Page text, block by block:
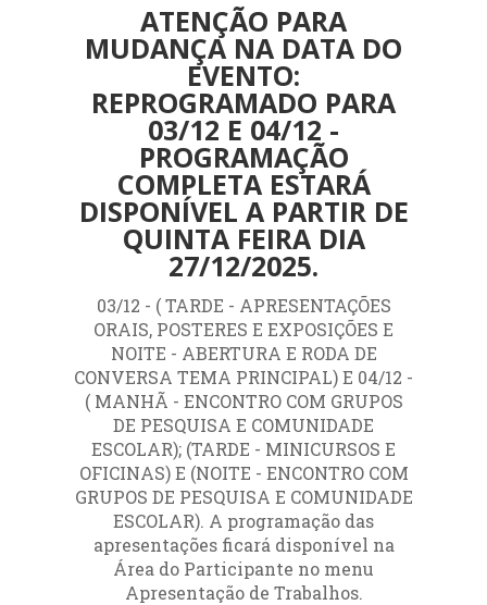
ATENÇÃO PARA
MUDANÇA NA DATA DO
EVENTO:
REPROGRAMADO PARA
03/12 E 04/12 -
PROGRAMAÇÃO
COMPLETA ESTARÁ
DISPONÍVEL A PARTIR DE
QUINTA FEIRA DIA
27/12/2025.
03/12 - ( TARDE - APRESENTAÇÕES
ORAIS, POSTERES E EXPOSIÇÕES E
NOITE - ABERTURA E RODA DE
CONVERSA TEMA PRINCIPAL) E 04/12 -
( MANHÃ - ENCONTRO COM GRUPOS
DE PESQUISA E COMUNIDADE
ESCOLAR); (TARDE - MINICURSOS E
OFICINAS) E (NOITE - ENCONTRO COM
GRUPOS DE PESQUISA E COMUNIDADE
ESCOLAR). A programação das
apresentações ficará disponível na
Área do Participante no menu
Apresentação de Trabalhos.